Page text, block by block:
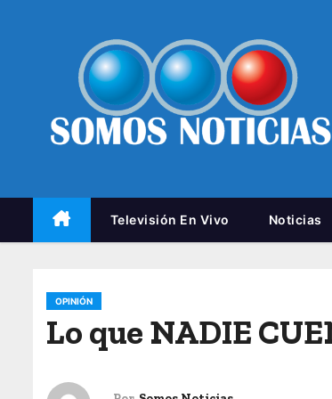
Televisión En Vivo Noticias
OPINIÓN
Lo que NADIE